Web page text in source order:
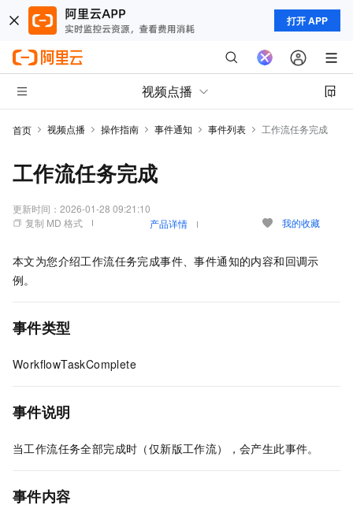
打开 APP
视频点播
首页 视频点播 操作指南 事件通知 事件列表 工作流任务完成
工作流任务完成
更新时间： 2026-01-28 09:21:10
复制 MD 格式
产品详情 我的收藏
本文为您介绍工作流任务完成事件、事件通知的内容和回调示
例。
事件类型
WorkflowTaskComplete
事件说明
当工作流任务全部完成时（仅新版工作流），会产生此事件。
事件内容